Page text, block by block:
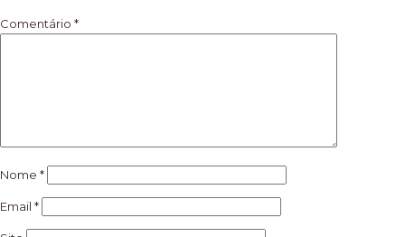
Comentário *
Nome *
Email *